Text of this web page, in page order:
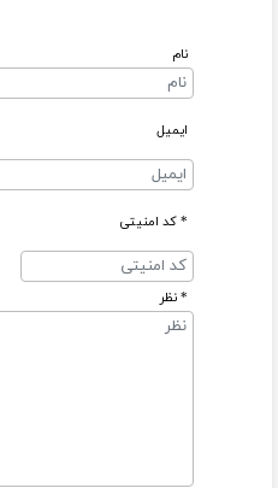
نام
ایمیل
* کد امنیتی
* نظر